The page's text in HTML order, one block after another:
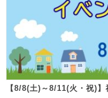
【8/8(土)～8/11(火・祝)